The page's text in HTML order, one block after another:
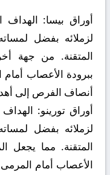
أوراق بيسا: الهداف
لزملائه بفضل لمساته
المتقنة. من جهة
ببرودة الأعصاب
أنصاف الفرص إلى
أوراق تورينو:
لزملائه بفضل لمساته
المتقنة. مما يجعل
الأعصاب أمام